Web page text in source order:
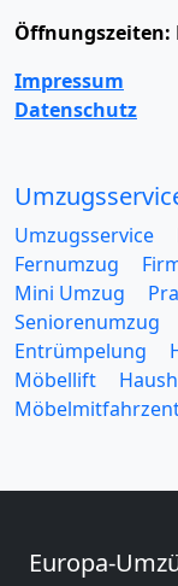
Öffnungszeiten:
Impressum
Datenschutz
Umzugsservice
Fernumzug
Mini Umzug
Seniorenumzug
Entrümpelung
Möbellift
Europa-